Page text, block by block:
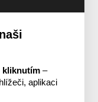
kliknutím –
aplikaci